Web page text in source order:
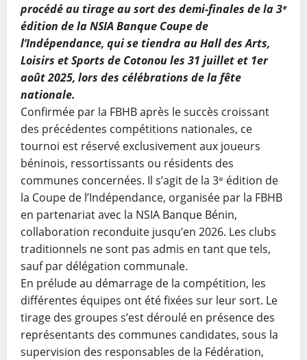
procédé au tirage au sort des demi-finales de la 3ᵉ
édition de la NSIA Banque Coupe de
l’Indépendance, qui se tiendra au Hall des Arts,
Loisirs et Sports de Cotonou les 31 juillet et 1er
août 2025, lors des célébrations de la fête
nationale.
Confirmée par la FBHB après le succès croissant
des précédentes compétitions nationales, ce
tournoi est réservé exclusivement aux joueurs
béninois, ressortissants ou résidents des
communes concernées. Il s’agit de la 3ᵉ édition de
la Coupe de l’Indépendance, organisée par la FBHB
en partenariat avec la NSIA Banque Bénin,
collaboration reconduite jusqu’en 2026. Les clubs
traditionnels ne sont pas admis en tant que tels,
sauf par délégation communale.
En prélude au démarrage de la compétition, les
différentes équipes ont été fixées sur leur sort. Le
tirage des groupes s’est déroulé en présence des
représentants des communes candidates, sous la
supervision des responsables de la Fédération,